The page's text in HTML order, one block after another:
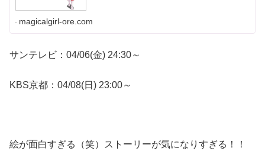
magicalgirl-ore.com
サンテレビ：04/06(金) 24:30～
KBS京都：04/08(日) 23:00～
絵が面白すぎる（笑）ストーリーが気になりすぎる！！